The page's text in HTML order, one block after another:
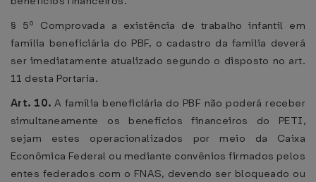
§ 5º Comprovada a existência de trabalho infantil em
família beneficiária do PBF, o cadastro da família deverá
ser imediatamente atualizado segundo o disposto no art.
11 desta Portaria.
Art. 10. A família beneficiária do PBF não poderá receber
simultaneamente os benefícios financeiros do PETI,
sejam estes operacionalizados por meio da Caixa
Econômica Federal ou mediante convênios firmados pelos
entes federados com o FNAS, devendo ser bloqueado ou